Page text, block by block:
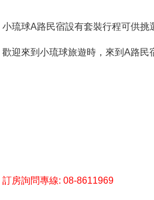
小琉球A路民宿設有套裝行程可供挑
歡迎來到小琉球旅遊時，來到A路民
訂房詢問專線: 08-8611969